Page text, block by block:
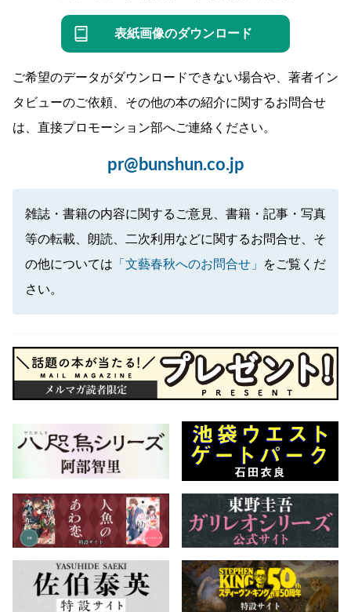
表紙画像のダウンロード
ご希望のデータがダウンロードできない場合や、著者イン
タビューのご依頼、その他の本の紹介に関するお問合せ
は、直接プロモーション部へご連絡ください。
pr@bunshun.co.jp
雑誌・書籍の内容に関するご意見、書籍・記事・写真
等の転載、朗読、二次利用などに関するお問合せ、そ
の他については 「文藝春秋へのお問合せ」
をご覧くだ
さい。